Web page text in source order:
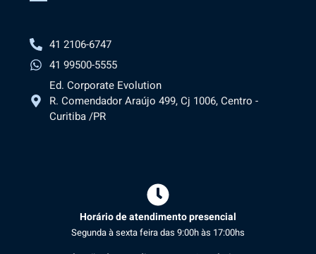
41 2106-6747
41 99500-5555
Ed. Corporate Evolution
R. Comendador Araújo 499, Cj 1006, Centro -
Curitiba /PR
Horário de atendimento presencial
Segunda à sexta feira das 9:00h às 17:00hs